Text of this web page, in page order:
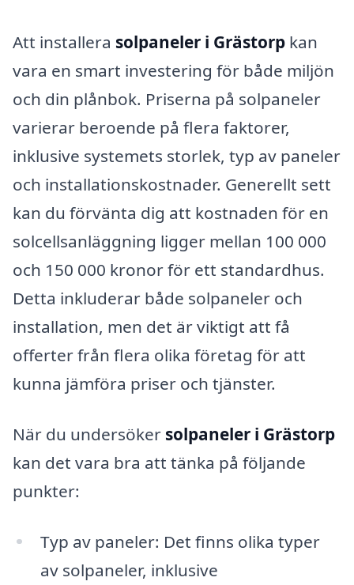
Att installera solpaneler i Grästorp kan
vara en smart investering för både miljön
och din plånbok. Priserna på solpaneler
varierar beroende på flera faktorer,
inklusive systemets storlek, typ av paneler
och installationskostnader. Generellt sett
kan du förvänta dig att kostnaden för en
solcellsanläggning ligger mellan 100 000
och 150 000 kronor för ett standardhus.
Detta inkluderar både solpaneler och
installation, men det är viktigt att få
offerter från flera olika företag för att
kunna jämföra priser och tjänster.
När du undersöker solpaneler i Grästorp
kan det vara bra att tänka på följande
punkter:
Typ av paneler: Det finns olika typer
av solpaneler, inklusive